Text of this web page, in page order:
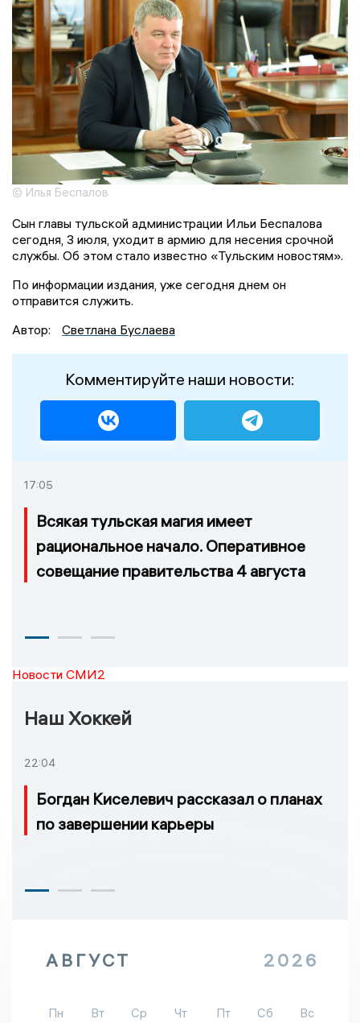
© Илья Беспалов
Сын главы тульской администрации Ильи Беспалова
сегодня, 3 июля, уходит в армию для несения срочной
службы. Об этом стало известно «Тульским новостям».
По информации издания, уже сегодня днем он
отправится служить.
Автор:
Светлана Буслаева
Комментируйте наши новости:
17:05
Всякая тульская магия имеет
рациональное начало. Оперативное
совещание правительства 4 августа
Новости СМИ2
Наш Хоккей
22:04
Богдан Киселевич рассказал о планах
по завершении карьеры
АВГУСТ 2026
Пн Вт Ср Чт Пт Сб
Вс